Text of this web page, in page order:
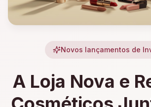
Novos lançamentos de
A Loja Nova e